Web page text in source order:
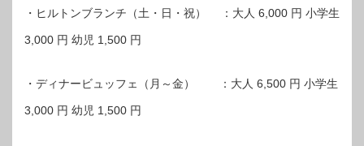
・ヒルトンブランチ（土・日・祝） ：大人 6,000 円 小学生
3,000 円 幼児 1,500 円
・ディナービュッフェ（月～金） ：大人 6,500 円 小学生
3,000 円 幼児 1,500 円